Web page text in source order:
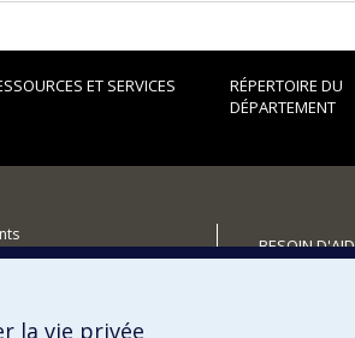
ET SERVICES
RÉPERTOIRE DU
DÉPARTEMENT
BESOIN
la vie privée